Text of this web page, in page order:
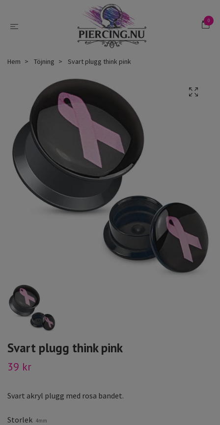
0
Hem Töjning Svart plugg think pink
Svart plugg think pink
39 kr
Svart akryl plugg med rosa bandet.
Storlek 4mm